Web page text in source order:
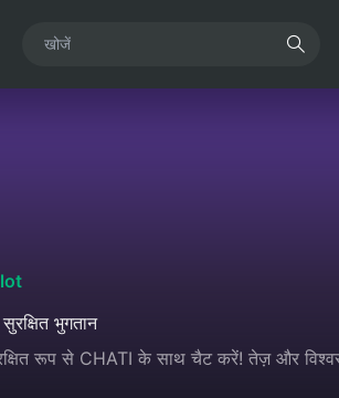
भुगतान
रूप से CHATI के साथ चैट करें! तेज़ और